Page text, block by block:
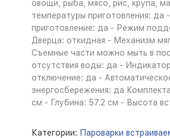
овощи, рыба, мясо, рис, крупа,
температуры приготовления:
приготовление: да - Режим
Дверца: откидная - Механизм
Съемные части можно мыть в
отсутствия воды: да -
отключение: да -
энергосбережения: да
см - Глубина: 57.2 см - Высота
Категории: Пароварки